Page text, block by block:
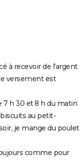
à recevoir de l'argent
versement est
7 h 30 et 8 h du matin
au petit-
je mange du poulet
comme pour